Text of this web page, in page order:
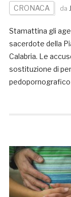
CRONACA da
Stamattina gli
sacerdote della
Calabria. Le
sostituzione di